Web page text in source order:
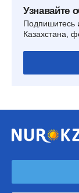
Узнавайте
Подпишитесь
Казахстана,